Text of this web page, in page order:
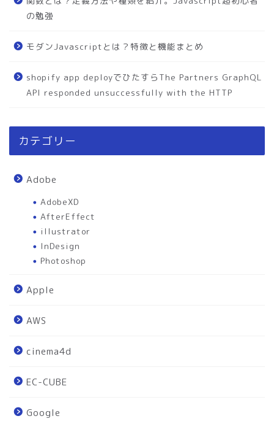
の勉強
モダンJavascriptとは？特徴と機能まとめ
shopify app deployでひたすらThe Partners GraphQL
API responded unsuccessfully with the HTTP
カテゴリー
Adobe
AdobeXD
AfterEffect
illustrator
InDesign
Photoshop
Apple
AWS
cinema4d
EC-CUBE
Google